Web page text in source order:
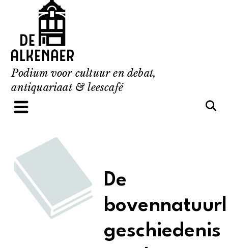
content
Podium voor cultuur en debat,
antiquariaat & leescafé
De
geschiedenis